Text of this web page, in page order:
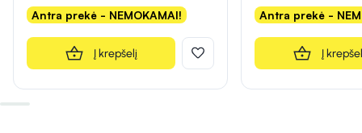
Antra prekė - NEMOKAMAI!
Į krepšelį
Antra prekė -
Į